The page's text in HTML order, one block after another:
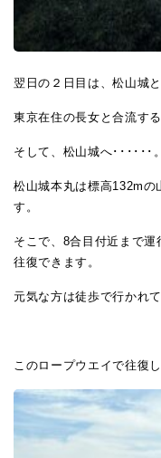
翌日の２日目は、松山城
東京在住の長女と合流す
そして、松山城へ･･････。
松山城本丸は標高132mの
す。
そこで、8合目付近まで
往復できます。
元気な方は徒歩で行かれて
このロープウエイで往復し